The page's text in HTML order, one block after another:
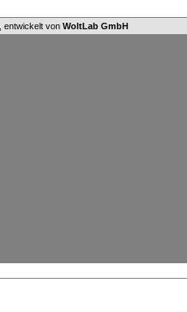
, entwickelt von WoltLab GmbH